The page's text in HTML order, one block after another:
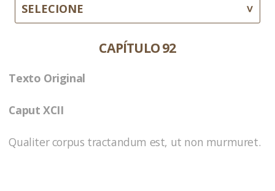
SELECIONE
CAPÍTULO 92
Texto Original
Caput XCII
Qualiter corpus tractandum est, ut non murmuret.